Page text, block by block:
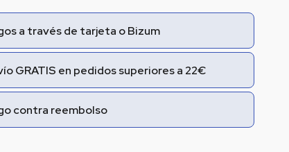
a través de tarjeta o Bizum
GRATIS en pedidos superiores a 22€
contra reembolso